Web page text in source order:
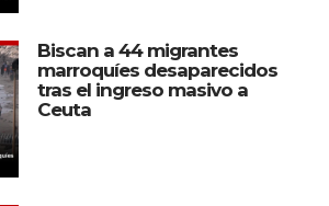
Biscan a 44 migrantes
marroquíes desaparecidos
tras el ingreso masivo a
Ceuta